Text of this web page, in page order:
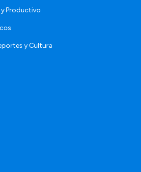
Productivo
y Cultura